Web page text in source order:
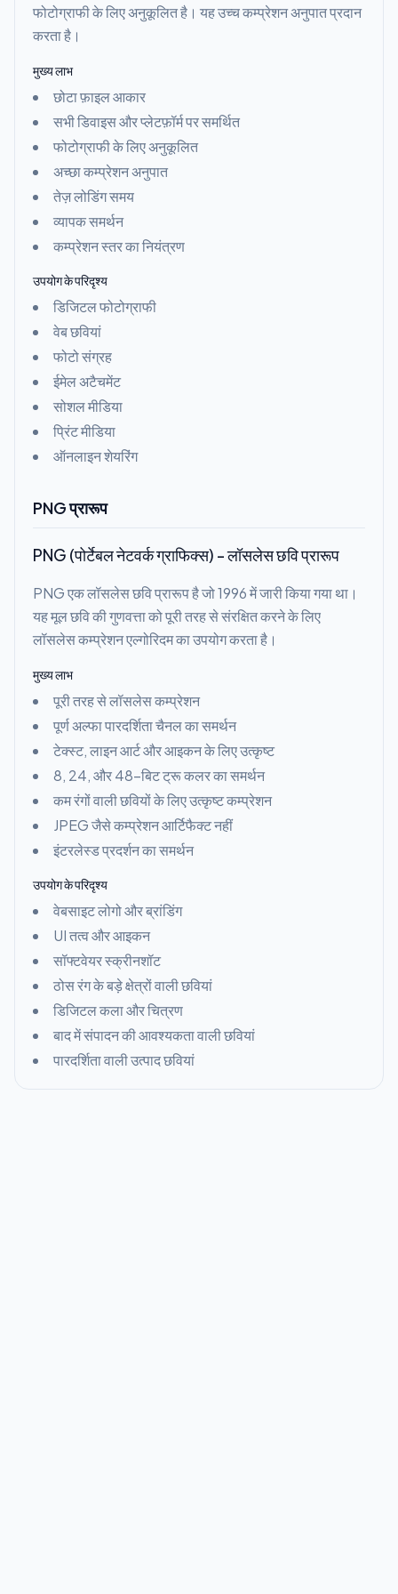
फोटोग्राफी के लिए अनुकूलित है। यह उच्च कम्प्रेशन अनुपात प्रदान
करता है।
मुख्य लाभ
छोटा फ़ाइल आकार
सभी डिवाइस और प्लेटफ़ॉर्म पर समर्थित
फोटोग्राफी के लिए अनुकूलित
अच्छा कम्प्रेशन अनुपात
तेज़ लोडिंग समय
व्यापक समर्थन
कम्प्रेशन स्तर का नियंत्रण
उपयोग के परिदृश्य
डिजिटल फोटोग्राफी
वेब छवियां
फोटो संग्रह
ईमेल अटैचमेंट
सोशल मीडिया
प्रिंट मीडिया
ऑनलाइन शेयरिंग
PNG प्रारूप
PNG (पोर्टेबल नेटवर्क ग्राफिक्स) - लॉसलेस छवि प्रारूप
PNG एक लॉसलेस छवि प्रारूप है जो 1996 में जारी किया गया था।
यह मूल छवि की गुणवत्ता को पूरी तरह से संरक्षित करने के लिए
लॉसलेस कम्प्रेशन एल्गोरिदम का उपयोग करता है।
मुख्य लाभ
पूरी तरह से लॉसलेस कम्प्रेशन
पूर्ण अल्फा पारदर्शिता चैनल का समर्थन
टेक्स्ट, लाइन आर्ट और आइकन के लिए उत्कृष्ट
8, 24, और 48-बिट ट्रू कलर का समर्थन
कम रंगों वाली छवियों के लिए उत्कृष्ट कम्प्रेशन
JPEG जैसे कम्प्रेशन आर्टिफैक्ट नहीं
इंटरलेस्ड प्रदर्शन का समर्थन
उपयोग के परिदृश्य
वेबसाइट लोगो और ब्रांडिंग
UI तत्व और आइकन
सॉफ्टवेयर स्क्रीनशॉट
ठोस रंग के बड़े क्षेत्रों वाली छवियां
डिजिटल कला और चित्रण
बाद में संपादन की आवश्यकता वाली छवियां
पारदर्शिता वाली उत्पाद छवियां